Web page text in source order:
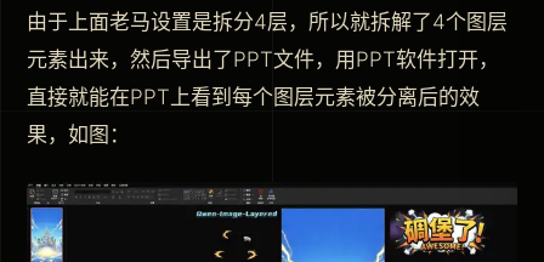
由于上面老马设置是拆分4层，所以就拆解了4个图层
元素出来，然后导出了PPT文件，用PPT软件打开，
直接就能在PPT上看到每个图层元素被分离后的效
果，如图：